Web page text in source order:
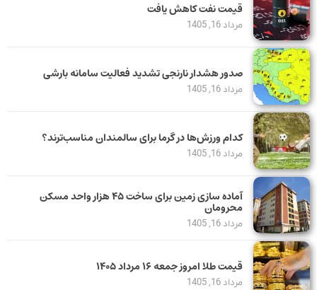
قیمت نفت کاهش یافت
مرداد 16, 1405
صدور هشدار نارنجی تشدید فعالیت سامانه بارشی
مرداد 16, 1405
کدام ورزش‌ها در گرما برای سالمندان مناسب‌ترند؟
مرداد 16, 1405
آماده سازی زمین برای ساخت ۴۵ هزار واحد مسکن
محرومان
مرداد 16, 1405
قیمت طلا امروز جمعه ۱۶ مرداد ۱۴۰۵
مرداد 16, 1405